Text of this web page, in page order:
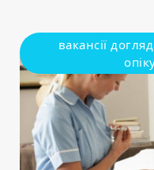
вакансії